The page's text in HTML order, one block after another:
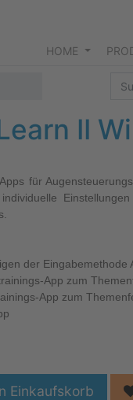
HOME
II
für
der Eingabemethode
App zum
App zum
Einkaufskorb